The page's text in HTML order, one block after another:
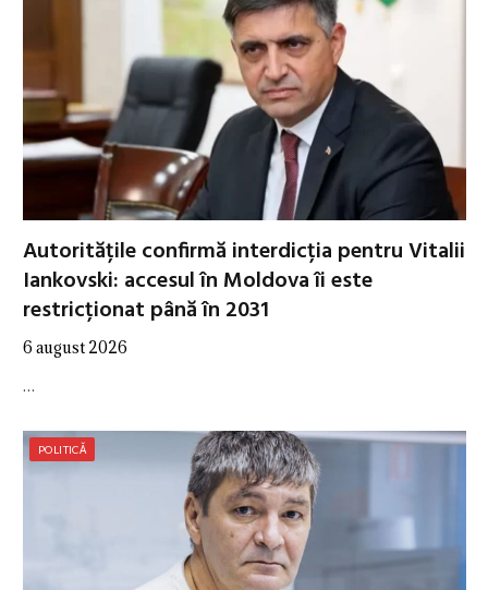
Autoritățile confirmă interdicția pentru Vitalii
Iankovski: accesul în Moldova îi este
restricționat până în 2031
6 august 2026
…
POLITICĂ